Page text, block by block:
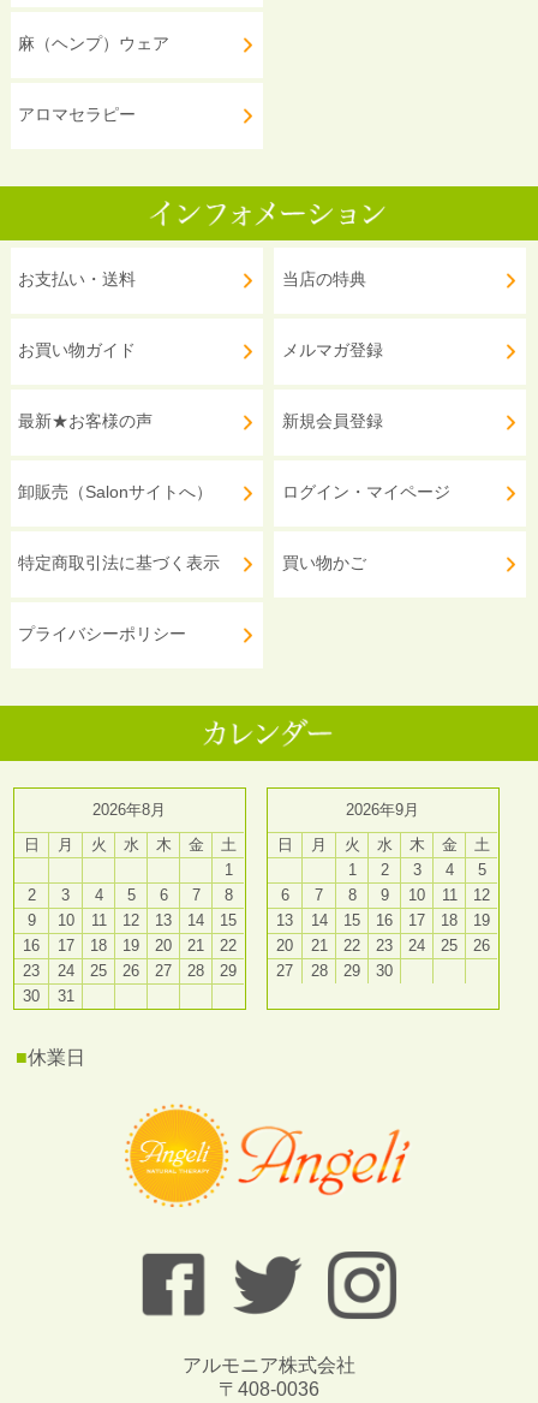
麻（ヘンプ）ウェア
アロマセラピー
お支払い・送料
お買い物ガイド
最新★お客様の声
卸販売（Salonサイトへ）
特定商取引法に基づく表示
プライバシーポリシー
当店の特典
メルマガ登録
新規会員登録
ログイン・マイページ
買い物かご
2026年8月
日
月 火 水 木 金
土
1
2
3 4 5 6 7
8
9
10 11 12 13 14
15
16
17 18 19 20 21
22
23
24 25 26 27 28
29
30
31
2026年9月
日
月 火 水 木 金
土
1
2 3 4
5
6
7 8 9 10 11
12
13
14 15 16 17 18
19
20
21 22 23 24 25
26
27
28 29 30
■休業日
アルモニア株式会社
〒408-0036